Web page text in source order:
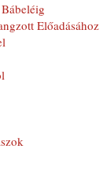
Előadásához